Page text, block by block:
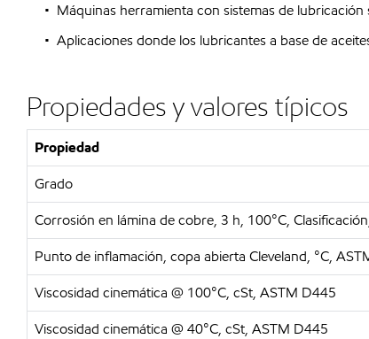
• Máquinas herramienta con sistemas de lubricación
• Aplicaciones donde los lubricantes a base de
Propiedades y valores típicos
Propiedad
Grado
Corrosión en lámina de cobre, 3 h, 100°C,
Punto de inflamación, copa abierta Cleveland, °C,
Viscosidad cinemática @ 100°C, cSt, ASTM D445
Viscosidad cinemática @ 40°C, cSt, ASTM D445